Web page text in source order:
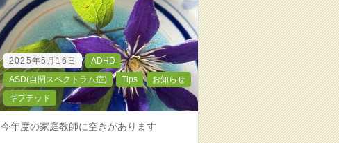
2025年5月16日
ADHD
ASD(自閉スペクトラム症)
Tips
お知らせ
ギフテッド
今年度の家庭教師に空きがあります